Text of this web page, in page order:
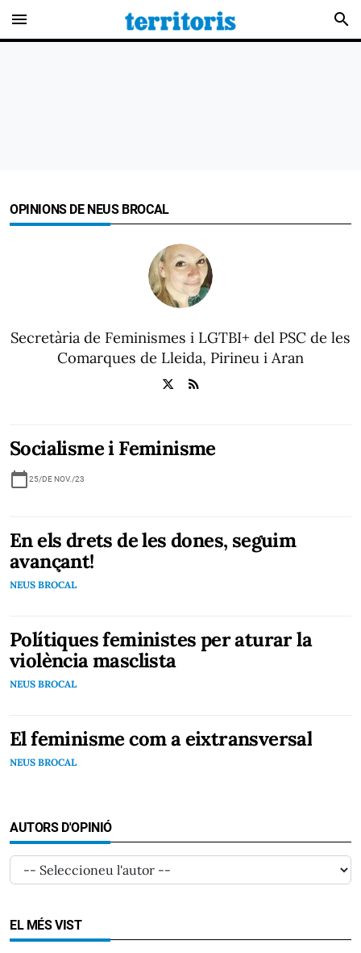
menu search
OPINIONS DE NEUS BROCAL
Secretària de Feminismes i LGTBI+ del PSC de les
Comarques de Lleida, Pirineu i Aran
Socialisme i Feminisme
calendar_today25/DE NOV./23
En els drets de les dones, seguim
avançant!
NEUS BROCAL
Polítiques feministes per aturar la
violència masclista
NEUS BROCAL
El feminisme com a eixtransversal
NEUS BROCAL
AUTORS D'OPINIÓ
EL MÉS VIST